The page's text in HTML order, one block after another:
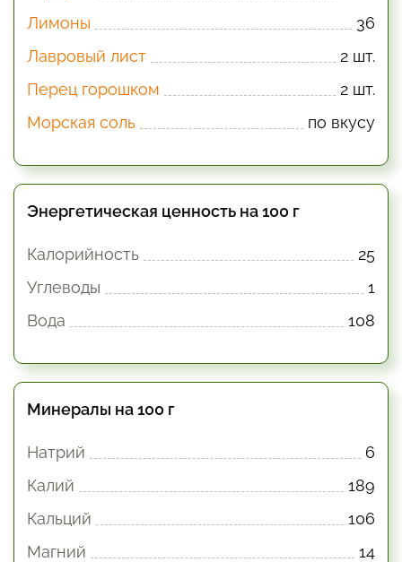
Лимоны
36
Лавровый лист
2 шт.
Перец горошком
2 шт.
Морская соль
по вкусу
Энергетическая ценность на 100 г
Калорийность
25
Углеводы
1
Вода
108
Минералы на 100 г
Натрий
6
Калий
189
Кальций
106
Магний
14